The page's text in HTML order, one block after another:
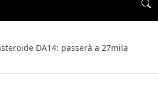
DA14: passerà a 27mila